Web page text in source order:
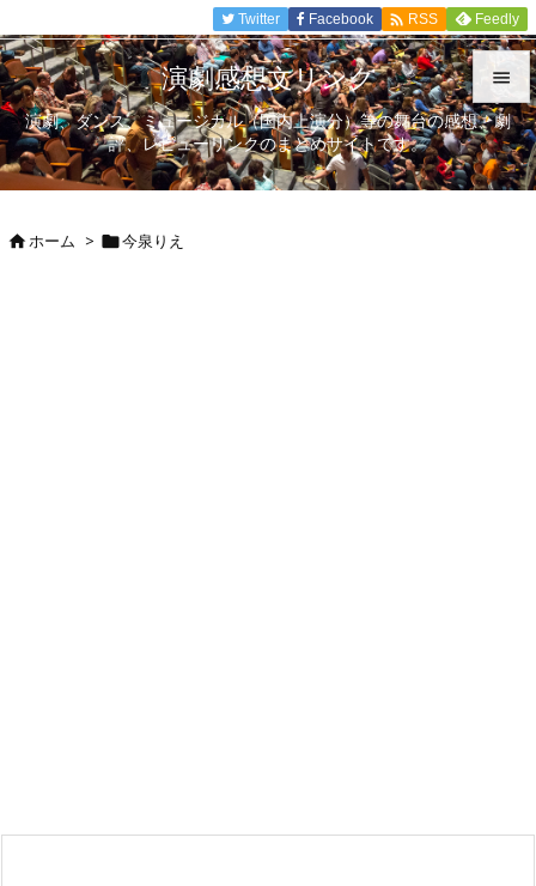


メニュ

Twitter Facebook  RSS Feedly
演劇感想文リンク
演劇、ダンス、ミュージカル（国内上演分）等の舞台の感想、劇
評、レビューリンクのまとめサイトです。
ホーム > 今泉りえ